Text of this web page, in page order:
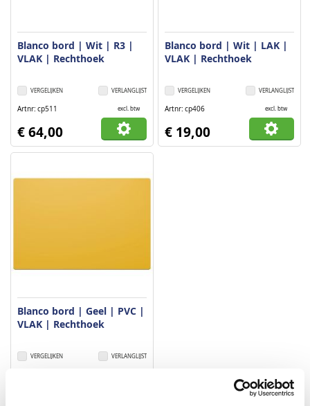
Blanco bord | Wit | R3 |
VLAK | Rechthoek
VERLANGLIJST
VERGELIJKEN
Artnr cp511 excl. btw
€ 64,00
Blanco bord | Wit | LAK |
VLAK | Rechthoek
VERLANGLIJST
VERGELIJKEN
Artnr cp406 excl. btw
€ 19,00
Blanco bord | Geel | PVC |
VLAK | Rechthoek
VERLANGLIJST
VERGELIJKEN